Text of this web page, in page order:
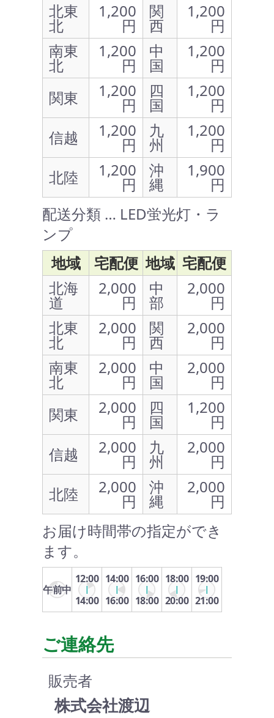
北東
北
1,200
円
関
西
1,200
円
南東
北
1,200
円
中
国
1,200
円
関東
1,200
円
四
国
1,200
円
信越
1,200
円
九
州
1,200
円
北陸
1,200
円
沖
縄
1,900
円
配送分類 … LED蛍光灯・ラ
ンプ
地域
宅配便 地域 宅配便
北海
道
2,000
円
中
部
2,000
円
北東
北
2,000
円
関
西
2,000
円
南東
北
2,000
円
中
国
2,000
円
関東
2,000
円
四
国
1,200
円
信越
2,000
円
九
州
2,000
円
北陸
2,000
円
沖
縄
2,000
円
お届け時間帯の指定ができ
ます。
午前中
12:00
14:00
14:00
16:00
16:00
18:00
18:00
20:00
19:00
21:00
ご連絡先
販売者
株式会社渡辺